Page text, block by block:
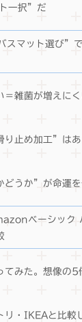
一択”だ
スマット選び”
雑菌が増えにく
止め加工”はあ
うか”が命運を
ベーシック
みた。想像の5
・IKEAと比較